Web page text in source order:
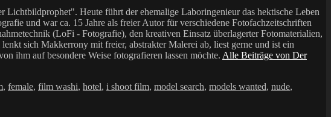
Heute führt der ehemalige Laboringenieur das hektische Leben
und war ca. 15 Jahre als freier Autor für verschiedene Fotofachzeitschriften
(LoFi - Fotografie), den kreativen Einsatz überlagerter Fotomaterialien,
sich Makkerrony mit freier, abstrakter Malerei ab, liest gerne und ist ein
ihm auf besondere Weise fotografieren lassen möchte. Alle Beiträge von Der
, female, film washi, hotel, i shoot film, model search, models wanted, nude,